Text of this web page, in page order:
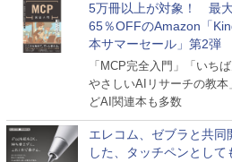
5万冊以上が対象！ 最
65％OFFのAmazon「
本サマーセール」第2弾
「MCP完全入門」「いち
やさしいAIリサーチの教本
どAI関連本も多数
エレコム、ゼブラと共同
した、タッチペンとして